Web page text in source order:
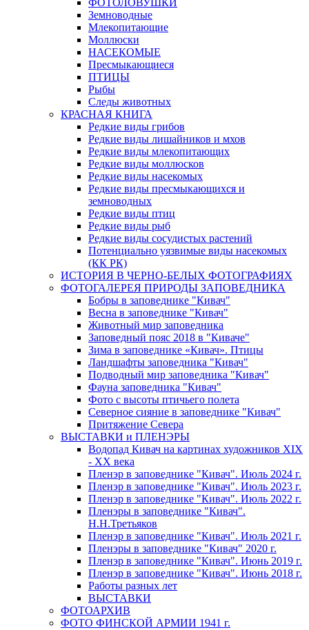
ФОТОЛОВУШКИ
Земноводные
Млекопитающие
Моллюски
НАСЕКОМЫЕ
Пресмыкающиеся
ПТИЦЫ
Рыбы
Следы животных
КРАСНАЯ КНИГА
Редкие виды грибов
Редкие виды лишайников и мхов
Редкие виды млекопитающих
Редкие виды моллюсков
Редкие виды насекомых
Редкие виды пресмыкающихся и
земноводных
Редкие виды птиц
Редкие виды рыб
Редкие виды сосудистых растений
Потенциально уязвимые виды насекомых
(КК РК)
ИСТОРИЯ В ЧЕРНО-БЕЛЫХ ФОТОГРАФИЯХ
ФОТОГАЛЕРЕЯ ПРИРОДЫ ЗАПОВЕДНИКА
Бобры в заповеднике "Кивач"
Весна в заповеднике "Кивач"
Животный мир заповедника
Заповедный пояс 2018 в "Киваче"
Зима в заповеднике «Кивач». Птицы
Ландшафты заповедника "Кивач"
Подводный мир заповедника "Кивач"
Фауна заповедника "Кивач"
Фото с высоты птичьего полета
Северное сияние в заповеднике "Кивач"
Притяжение Севера
ВЫСТАВКИ и ПЛЕНЭРЫ
Водопад Кивач на картинах художников XIX
- XX века
Пленэр в заповеднике "Кивач". Июль 2024 г.
Пленэр в заповеднике "Кивач". Июль 2023 г.
Пленэр в заповеднике "Кивач". Июль 2022 г.
Пленэры в заповеднике "Кивач".
Н.Н.Третьяков
Пленэр в заповеднике "Кивач". Июль 2021 г.
Пленэры в заповеднике "Кивач" 2020 г.
Пленэр в заповеднике "Кивач". Июнь 2019 г.
Пленэр в заповеднике "Кивач". Июнь 2018 г.
Работы разных лет
ВЫСТАВКИ
ФОТОАРХИВ
ФОТО ФИНСКОЙ АРМИИ 1941 г.